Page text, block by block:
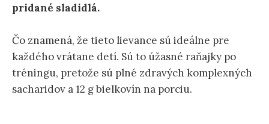
pridané sladidlá.
Čo znamená, že tieto lievance sú ideálne pre
každého vrátane detí. Sú to úžasné raňajky po
tréningu, pretože sú plné zdravých komplexných
sacharidov a 12 g bielkovín na porciu.